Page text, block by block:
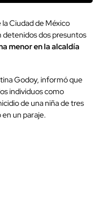
Ciudad de México
dos presuntos
menor en la alcaldía
Godoy, informó que
individuos como
de una niña de tres
un paraje.